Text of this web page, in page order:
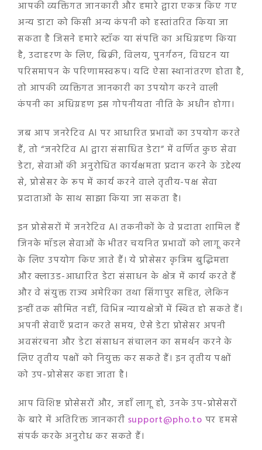
आपकी व्यक्तिगत जानकारी और हमारे द्वारा एकत्र किए गए
अन्य डाटा को किसी अन्य कंपनी को हस्तांतरित किया जा
सकता है जिसने हमारे स्टॉक या संपत्ति का अधिग्रहण किया
है, उदाहरण के लिए, बिक्री, विलय, पुनर्गठन, विघटन या
परिसमापन के परिणामस्वरूप। यदि ऐसा स्थानांतरण होता है,
तो आपकी व्यक्तिगत जानकारी का उपयोग करने वाली
कंपनी का अधिग्रहण इस गोपनीयता नीति के अधीन होगा।
जब आप जनरेटिव AI पर आधारित प्रभावों का उपयोग करते
हैं, तो “जनरेटिव AI द्वारा संसाधित डेटा” में वर्णित कुछ सेवा
डेटा, सेवाओं की अनुरोधित कार्यक्षमता प्रदान करने के उद्देश्य
से, प्रोसेसर के रूप में कार्य करने वाले तृतीय-पक्ष सेवा
प्रदाताओं के साथ साझा किया जा सकता है।
इन प्रोसेसरों में जनरेटिव AI तकनीकों के वे प्रदाता शामिल हैं
जिनके मॉडल सेवाओं के भीतर चयनित प्रभावों को लागू करने
के लिए उपयोग किए जाते हैं। ये प्रोसेसर कृत्रिम बुद्धिमत्ता
और क्लाउड-आधारित डेटा संसाधन के क्षेत्र में कार्य करते हैं
और वे संयुक्त राज्य अमेरिका तथा सिंगापुर सहित, लेकिन
इन्हीं तक सीमित नहीं, विभिन्न न्यायक्षेत्रों में स्थित हो सकते हैं।
अपनी सेवाएँ प्रदान करते समय, ऐसे डेटा प्रोसेसर अपनी
अवसंरचना और डेटा संसाधन संचालन का समर्थन करने के
लिए तृतीय पक्षों को नियुक्त कर सकते हैं। इन तृतीय पक्षों
को उप-प्रोसेसर कहा जाता है।
आप विशिष्ट प्रोसेसरों और, जहाँ लागू हो, उनके उप-प्रोसेसरों
के बारे में अतिरिक्त जानकारी support@pho.to पर हमसे
संपर्क करके अनुरोध कर सकते हैं।